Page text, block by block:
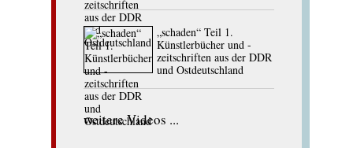
„schaden“ Teil 1.
Künstlerbücher und -
zeitschriften aus der DDR
und Ostdeutschland
weitere Videos ...